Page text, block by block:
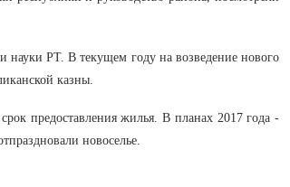
науки РТ. В текущем году на возведение нового
казны.
предоставления жилья. В планах 2017 года -
новоселье.